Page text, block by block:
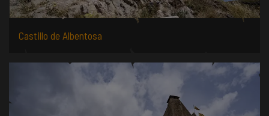
Castillo de Albentosa